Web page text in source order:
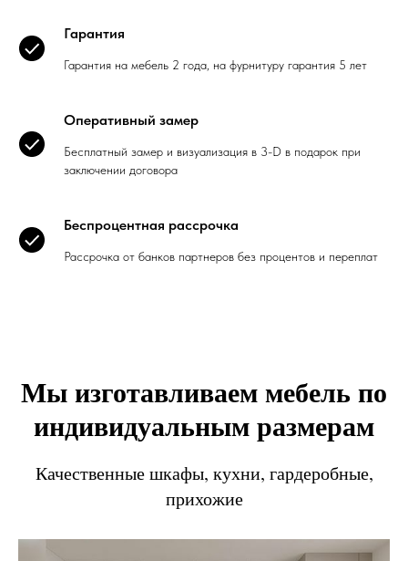
Гарантия
Гарантия на мебель 2 года, на фурнитуру гарантия 5 лет
Оперативный замер
Бесплатный замер и визуализация в 3-D в подарок при
заключении договора
Беспроцентная рассрочка
Рассрочка от банков партнеров без процентов и переплат
Мы изготавливаем мебель по
индивидуальным размерам
Качественные шкафы, кухни, гардеробные,
прихожие